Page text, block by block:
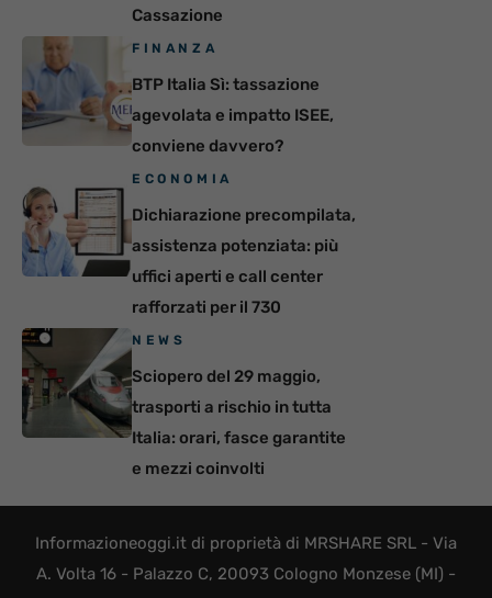
Cassazione
FINANZA
BTP Italia Sì: tassazione
agevolata e impatto ISEE,
conviene davvero?
ECONOMIA
Dichiarazione precompilata,
assistenza potenziata: più
uffici aperti e call center
rafforzati per il 730
NEWS
Sciopero del 29 maggio,
trasporti a rischio in tutta
Italia: orari, fasce garantite
e mezzi coinvolti
Informazioneoggi.it di proprietà di MRSHARE SRL - Via
A. Volta 16 - Palazzo C, 20093 Cologno Monzese (MI) -